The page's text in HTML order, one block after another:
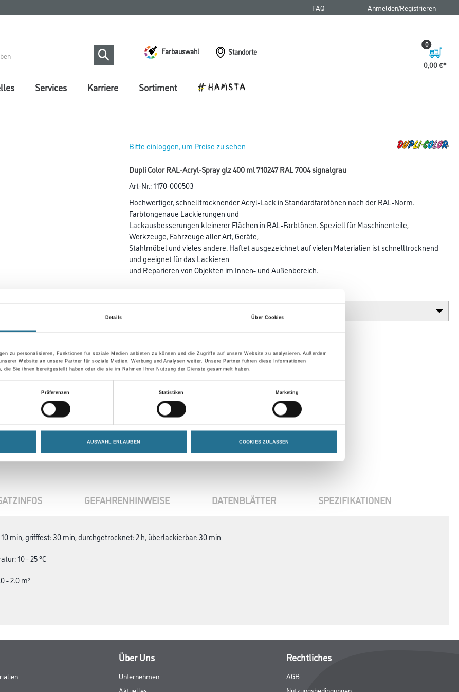
Details Über Cookies
zu personalisieren, Funktionen für soziale Medien anbieten zu können und die Zugriffe auf unsere Website zu analysieren. Außerdem
Website an unsere Partner für soziale Medien, Werbung und Analysen weiter. Unsere Partner führen diese Informationen
die Sie ihnen bereitgestellt haben oder die sie im Rahmen Ihrer Nutzung der Dienste gesammelt haben.
Präferenzen Statistiken Marketing
AUSWAHL ERLAUBEN COOKIES ZULASSEN
FAQ Anmelden/Registrieren
Farbauswahl
Standorte
0,00 €
0
Services Karriere Sortiment
Bitte einloggen, um Preise zu sehen
Dupli Color RAL-Acryl-Spray glz 400 ml 710247 RAL 7004 signalgrau
Art-Nr.:1170-000503
Hochwertiger, schnelltrocknender Acryl-Lack in Standardfarbtönen nach der RAL-Norm.
Farbtongenaue Lackierungen und
Lackausbesserungen kleinerer Flächen in RAL-Farbtönen. Speziell für Maschinenteile,
Werkzeuge, Fahrzeuge aller Art, Geräte,
Stahlmöbel und vieles andere. Haftet ausgezeichnet auf vielen Materialien ist schnelltrocknend
und geeignet für das Lackieren
und Reparieren von Objekten im Innen- und Außenbereich.
Umrechnungsfaktoren
GEFAHRENHINWEISE DATENBLÄTTER SPEZIFIKATIONEN
min, grifffest: 30 min, durchgetrocknet: 2 h, überlackierbar: 30 min
10 - 25 °C
- 2.0 m²
Über Uns
Unternehmen
Rechtliches
AGB